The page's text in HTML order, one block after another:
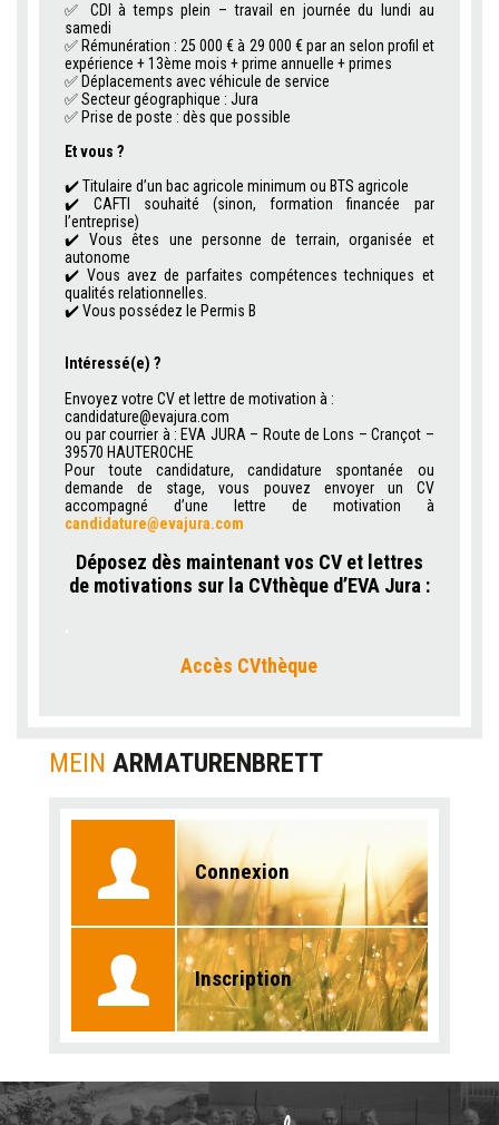
✅ CDI à temps plein – travail en journée du lundi au
samedi
✅ Rémunération : 25 000 € à 29 000 € par an selon profil et
expérience + 13ème mois + prime annuelle + primes
✅ Déplacements avec véhicule de service
✅ Secteur géographique : Jura
✅ Prise de poste : dès que possible
Et vous ?
✔️ Titulaire d’un bac agricole minimum ou BTS agricole
✔️ CAFTI souhaité (sinon, formation financée par
l’entreprise)
✔️ Vous êtes une personne de terrain, organisée et
autonome
✔️ Vous avez de parfaites compétences techniques et
qualités relationnelles.
✔️ Vous possédez le Permis B
Intéressé(e) ?
Envoyez votre CV et lettre de motivation à :
candidature@evajura.com
ou par courrier à : EVA JURA – Route de Lons – Crançot –
39570 HAUTEROCHE
Pour toute candidature, candidature spontanée ou
demande de stage, vous pouvez envoyer un CV
accompagné d’une lettre de motivation à
candidature@evajura.com
Déposez dès maintenant vos CV et lettres
de motivations sur la CVthèque d’EVA Jura :
Accès CVthèque
MEIN ARMATURENBRETT
Connexion
Inscription